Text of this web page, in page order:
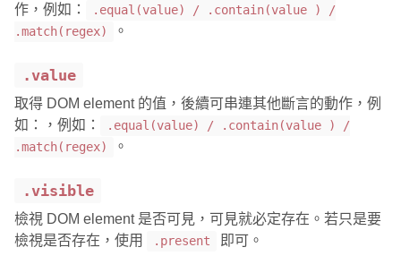
作，例如：
.equal(value) / .contain(value ) /
.match(regex)
。
.value
取得 DOM element 的值，後續可串連其他斷言的動作，例
如：，例如：
.equal(value) / .contain(value ) /
.match(regex)
。
.visible
檢視 DOM element 是否可見，可見就必定存在。若只是要
檢視是否存在，使用
.present 即可。